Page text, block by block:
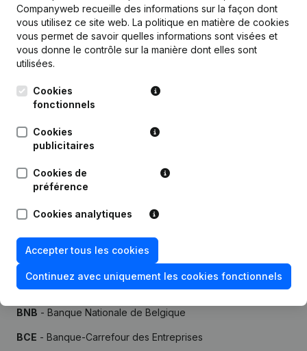
d’informations sur cette entreprise
?
Consulter la santé en un coup d'oeil
Choisissez des informations rapides ou des détails
granulaires
importants
Essayer gratuitement Découvrir plus
Essai gratuit de 7 jours, aucune carte de crédit requise.
Sources
BNB - Banque Nationale de Belgique
BCE - Banque-Carrefour des Entreprises
Companyweb recueille des informations sur la façon dont
vous utilisez ce site web. La politique en matière de cookies
vous permet de savoir quelles informations sont visées et
vous donne le contrôle sur la manière dont elles sont
utilisées.
Cookies
fonctionnels
Cookies
publicitaires
Cookies de
préférence
Cookies analytiques
Accepter tous les cookies
Continuez avec uniquement les cookies fonctionnels